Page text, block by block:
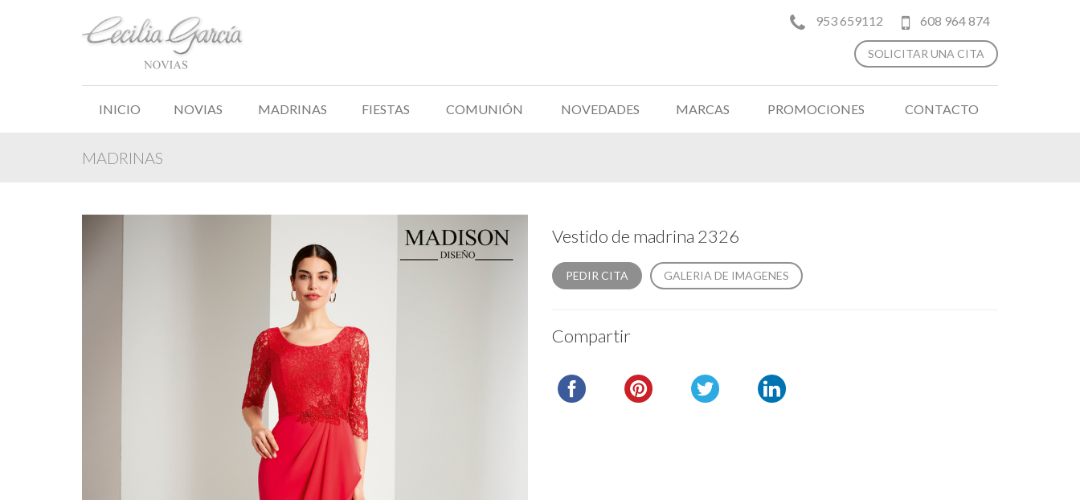
953 659112 608 964 874
SOLICITAR UNA CITA
INICIO NOVIAS MADRINAS FIESTAS COMUNIÓN NOVEDADES MARCAS PROMOCIONES CONTACTO
MADRINAS
Vestido de madrina 2326
PEDIR CITA GALERIA DE IMAGENES
Compartir